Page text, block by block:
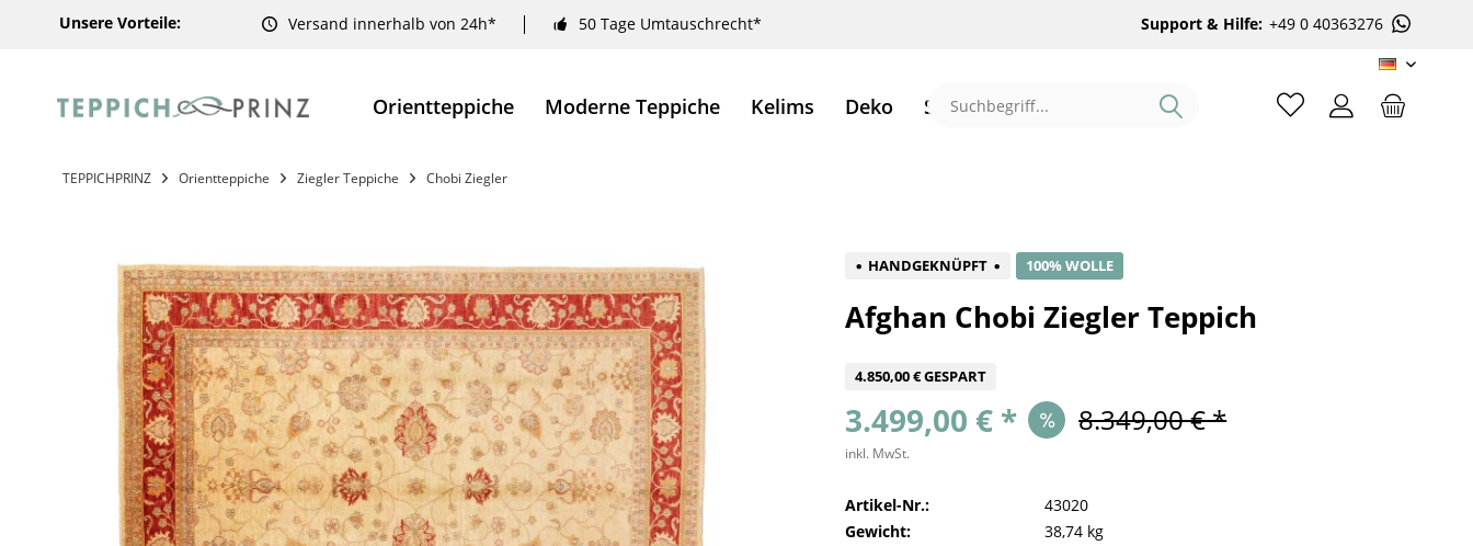
Unsere Vorteile: Versand innerhalb von 24h* 50 Tage Umtauschrecht* Support & Hilfe: +49 0 40363276
DE
Orientteppiche Moderne Teppiche Kelims Deko Sale %
TEPPICHPRINZ Orientteppiche Ziegler Teppiche Chobi Ziegler
HANDGEKNÜPFT 100% WOLLE
Afghan Chobi Ziegler Teppich
4.850,00 € GESPART
3.499,00 € * 8.349,00 € *
inkl. MwSt.
Artikel-Nr.:
43020
Gewicht:
38,74 kg